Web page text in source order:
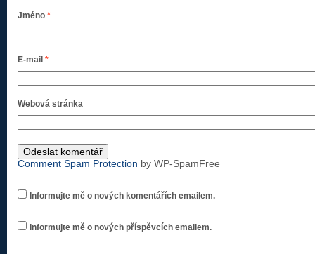
Jméno *
E-mail *
Webová stránka
Comment Spam Protection by WP-SpamFree
Informujte mě o nových komentářích emailem.
Informujte mě o nových příspěvcích emailem.